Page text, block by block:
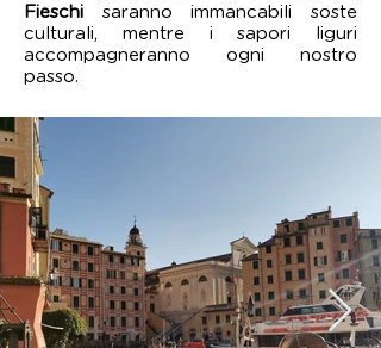
Fieschi saranno immancabili soste
culturali, mentre i sapori liguri
accompagneranno ogni nostro
passo.